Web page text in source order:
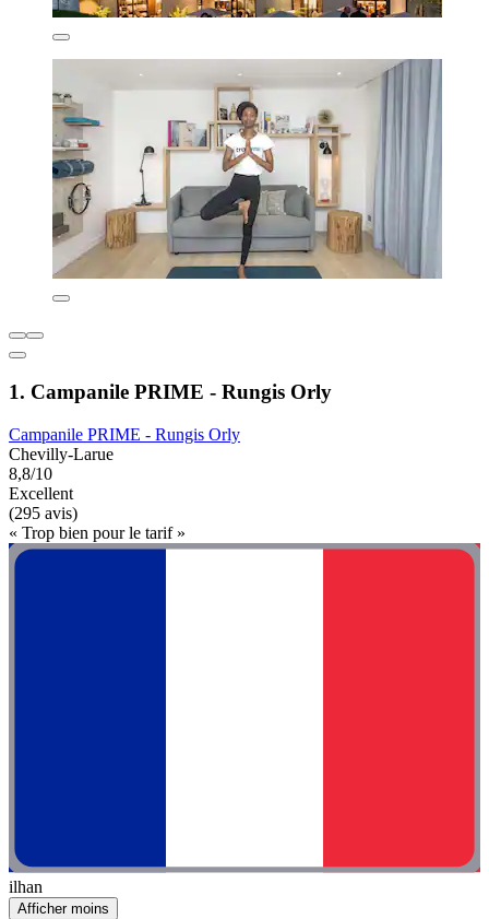
1. Campanile PRIME - Rungis Orly
Campanile PRIME - Rungis Orly
Chevilly-Larue
8,8/10
Excellent
(295 avis)
« Trop bien pour le tarif »
ilhan
Afficher moins